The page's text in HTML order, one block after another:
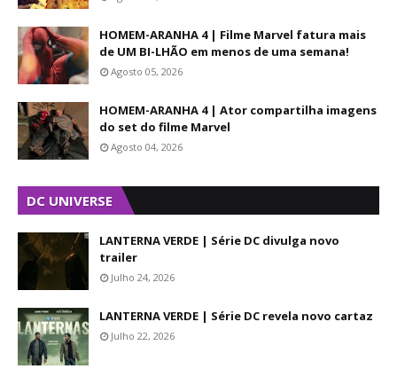
HOMEM-ARANHA 4 | Filme Marvel fatura mais
de UM BI-LHÃO em menos de uma semana!
Agosto 05, 2026
HOMEM-ARANHA 4 | Ator compartilha imagens
do set do filme Marvel
Agosto 04, 2026
DC UNIVERSE
LANTERNA VERDE | Série DC divulga novo
trailer
Julho 24, 2026
LANTERNA VERDE | Série DC revela novo cartaz
Julho 22, 2026